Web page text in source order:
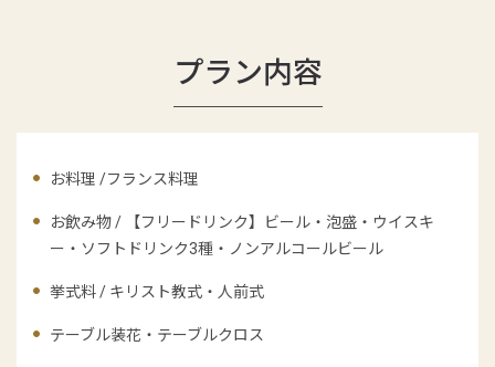
プラン内容
お料理 /フランス料理
お飲み物 / 【フリードリンク】ビール・泡盛・ウイスキ
ー・ソフトドリンク3種・ノンアルコールビール
挙式料 / キリスト教式・人前式
テーブル装花・テーブルクロス